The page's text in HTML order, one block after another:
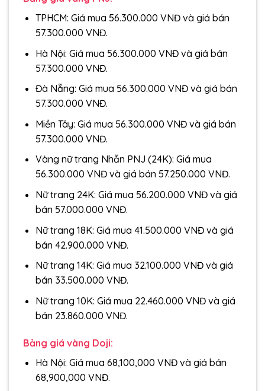
TPHCM: Giá mua 56.300.000 VNĐ và giá bán
57.300.000 VNĐ.
Hà Nội: Giá mua 56.300.000 VNĐ và giá bán
57.300.000 VNĐ.
Đà Nẵng: Giá mua 56.300.000 VNĐ và giá bán
57.300.000 VNĐ.
Miền Tây: Giá mua 56.300.000 VNĐ và giá bán
57.300.000 VNĐ.
Vàng nữ trang Nhẫn PNJ (24K): Giá mua
56.300.000 VNĐ và giá bán 57.250.000 VNĐ.
Nữ trang 24K: Giá mua 56.200.000 VNĐ và giá
bán 57.000.000 VNĐ.
Nữ trang 18K: Giá mua 41.500.000 VNĐ và giá
bán 42.900.000 VNĐ.
Nữ trang 14K: Giá mua 32.100.000 VNĐ và giá
bán 33.500.000 VNĐ.
Nữ trang 10K: Giá mua 22.460.000 VNĐ và giá
bán 23.860.000 VNĐ.
Bảng giá vàng Doji:
Hà Nội: Giá mua 68,100,000 VNĐ và giá bán
68,900,000 VNĐ.